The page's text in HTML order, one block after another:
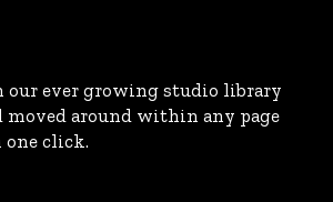
our ever growing studio library
moved around within any page
click.